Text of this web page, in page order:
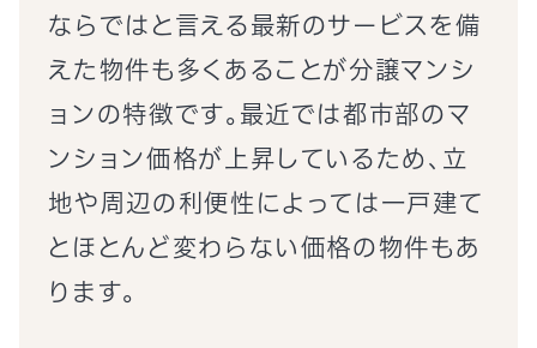
ならではと言える最新のサービスを備
えた物件も多くあることが分譲マンシ
ョンの特徴です。最近では都市部のマ
ンション価格が上昇しているため、立
地や周辺の利便性によっては一戸建て
とほとんど変わらない価格の物件もあ
ります。